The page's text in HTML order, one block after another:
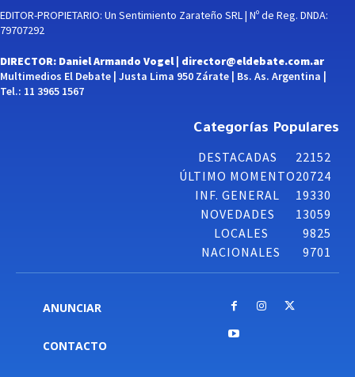
EDITOR-PROPIETARIO: Un Sentimiento Zarateño SRL | Nº de Reg. DNDA:
79707292
DIRECTOR: Daniel Armando Vogel | director@eldebate.com.ar
Multimedios El Debate | Justa Lima 950 Zárate | Bs. As. Argentina |
Tel.: 11 3965 1567
Categorías Populares
DESTACADAS
22152
ÚLTIMO MOMENTO20724
INF. GENERAL
19330
NOVEDADES
13059
LOCALES
9825
NACIONALES
9701
ANUNCIAR
CONTACTO